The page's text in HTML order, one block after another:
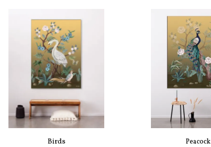
Birds Peacock